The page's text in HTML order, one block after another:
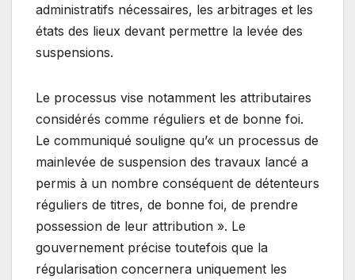
administratifs nécessaires, les arbitrages et les
états des lieux devant permettre la levée des
suspensions.
Le processus vise notamment les attributaires
considérés comme réguliers et de bonne foi.
Le communiqué souligne qu’« un processus de
mainlevée de suspension des travaux lancé a
permis à un nombre conséquent de détenteurs
réguliers de titres, de bonne foi, de prendre
possession de leur attribution ». Le
gouvernement précise toutefois que la
régularisation concernera uniquement les